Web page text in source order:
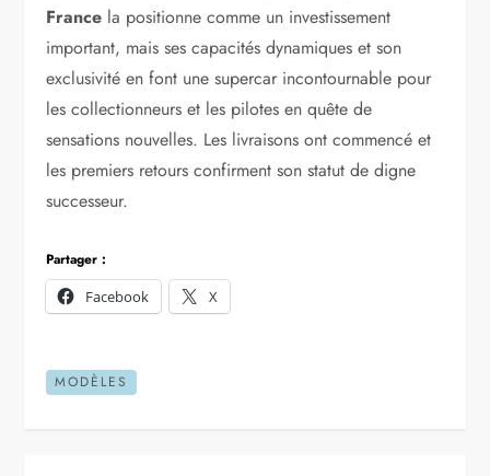
France la positionne comme un investissement
important, mais ses capacités dynamiques et son
exclusivité en font une supercar incontournable pour
les collectionneurs et les pilotes en quête de
sensations nouvelles. Les livraisons ont commencé et
les premiers retours confirment son statut de digne
successeur.
Partager :
Facebook
X
MODÈLES